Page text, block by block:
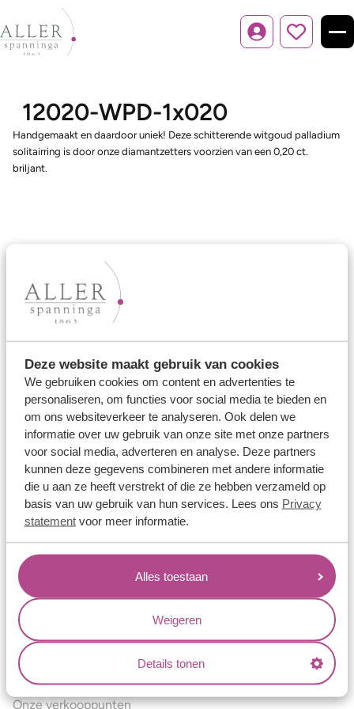
Deze website maakt gebruik van cookies
We gebruiken cookies om content en advertenties te
personaliseren, om functies voor social media te bieden en
om ons websiteverkeer te analyseren. Ook delen we
informatie over uw gebruik van onze site met onze partners
voor social media, adverteren en analyse. Deze partners
kunnen deze gegevens combineren met andere informatie
die u aan ze heeft verstrekt of die ze hebben verzameld op
basis van uw gebruik van hun services. Lees ons Privacy
statementvoor meer informatie.
Alles toestaan
Weigeren
Details tonen
Inloggen
12020-WPD-1x020
Handgemaakt en daardoor uniek! Deze schitterende witgoud palladium
solitairring is door onze diamantzetters voorzien van een 0,20 ct.
briljant.
Ons aanbod
Trouwringen
Verlovingsringen
Vriendschapsringen
Over ons
Aller Spanninga
Historie
Certificaten
Blogs
Jouw voordelen
Conflictvrije Materialen
Oneindig veel mogelijkheden
Kwaliteit
Juweliers & Contact
Onze verkooppunten